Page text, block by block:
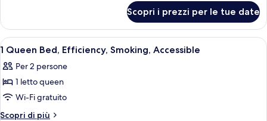
ai
disabili,
non
fumatori
(Efficiency)
1
letto
queen,
ai
disabili,
fumatori
(Efficiency)
Scopri i prezzi per le tue date
Apri
tutte
le
foto
per
1
Una camera d'albergo con un letto,
10
1 Queen Bed, Efficiency, Smoking, Accessible
Per 2 persone
1 letto queen
Wi-Fi gratuito
Scopri di più
Altri